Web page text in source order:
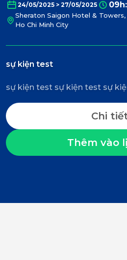
24/05/2025 > 27/05/2025
Sheraton Saigon Hotel &
Ho Chi Minh City
sự kiện test
sự kiện test sự kiện test sự
Chi
Thêm vào